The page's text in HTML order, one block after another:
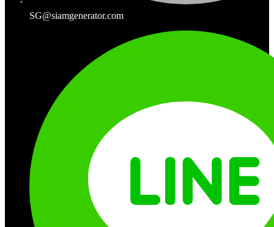
SG@siamgenerator.com